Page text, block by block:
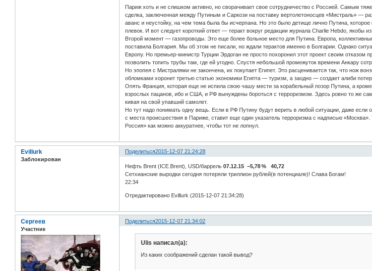
Париж хоть и не слишком активно, но сворачивает свое сотрудничество с Россией. Самым
сделка, заключенная между Путиным и Саркози на поставку вертолетоносцев «Мистраль» —
аванс и неустойку, на чем тема была бы исчерпана. Но это было детище лично Путина,
плевок. И вот следует короткий ответ — теракт вокруг редакции журнала Charlie Hebdo, якобы
Второй момент — газопроводы. Это еще более больное место для Путина. Европа,
поставила Болгария. Мы об этом не писали, но ждали терактов именно в Болгарии. Однако
Европу. Но премьер-министр Турции Эрдоган не просто похоронил этот проект своим
позволить топить трубы там, где ей угодно. Спустя небольшой промежуток времени Анкару
Но эпопея с Мистралями не закончена, их покупает Египет. Это расценивается так, что нож
обломками хоронит третью статью экономики Египта — туризм, а заодно — создает алиби
Опять Франция, которая еще не испила свою чашу мести за корабельный позор Путина, а
взрослых пацанов, ибо и США, и РФ вынуждены бороться с терроризмом. Здесь ровно то же
кивая на свой упавший самолет.
Но тут надо понимать одну вещь. Если в РФ Путину будут верить в любой ситуации, даже
с места происшествия в Париже, ставит еще один указатель терроризма с надписью
Россия» как можно аккуратнее, чтобы тот не лопнул.
Поделиться2015-12-07 21:24:28
Evillurk
Заблокирован
Нефть Brent (ICE.Brent), USD/баррель07.12.15 −5,78 % 40,72
Сетхианские выродки сегодня потеряли триллион рублей(в потенциале)! Слава Богам!
22:34
Отредактировано Evillurk (2015-12-07 21:34:28)
Поделиться2015-12-07 21:34:02
Сергеев
Участник
Ulis написал(а):
Из каких соображений сделан такой вывод?